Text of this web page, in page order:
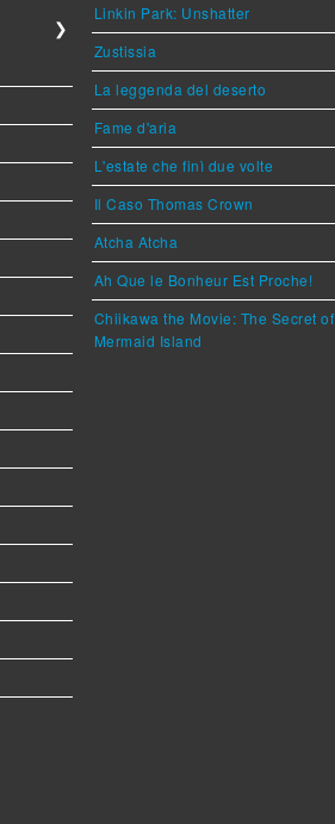
❯
Linkin Park: Unshatter
Zustissia
La leggenda del deserto
Fame d'aria
L'estate che finì due volte
Il Caso Thomas Crown
Atcha Atcha
Ah Que le Bonheur Est Proche!
Chiikawa the Movie: The Secret of
Mermaid Island